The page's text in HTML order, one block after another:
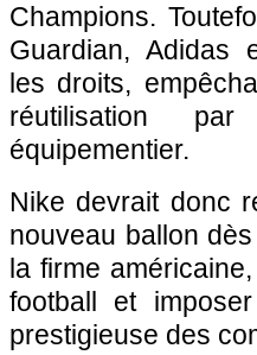
Champions.
Guardian, Adidas
les droits,
réutilisation
équipementier.
Nike devrait donc
nouveau ballon
la firme
football et
prestigieuse des